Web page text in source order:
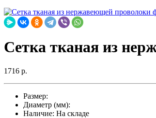
Сетка тканая из
1716 р.
Размер:
Диаметр (мм):
Наличие: На складе